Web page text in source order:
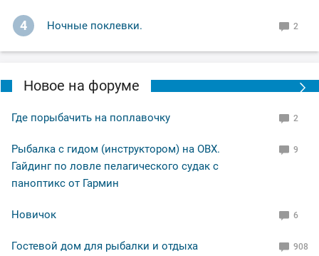
4 Ночные поклевки. 2
Новое на форуме
Где порыбачить на поплавочку 2
Рыбалка с гидом (инструктором) на ОВХ.
Гайдинг по ловле пелагического судак с
паноптикс от Гармин
9
Новичок 6
Гостевой дом для рыбалки и отдыха
908